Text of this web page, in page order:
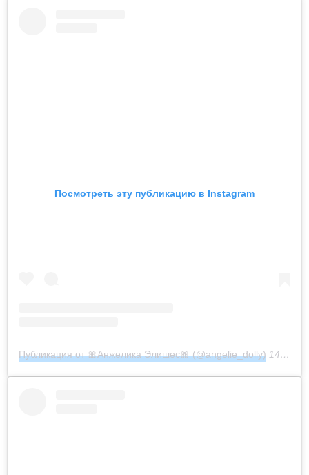
Посмотреть эту публикацию в Instagram
Публикация от 🎀Анжелика Элишес🎀 (@angelie_dolly) 14 Апр 2020 в 9:42 PDT